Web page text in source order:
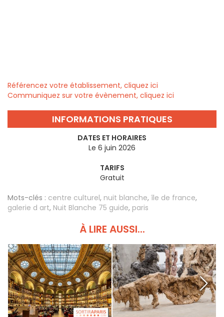
Référencez votre établissement, cliquez ici
Communiquez sur votre évènement, cliquez ici
INFORMATIONS PRATIQUES
DATES ET HORAIRES
Le 6 juin 2026
TARIFS
Gratuit
Mots-clés : centre culturel, nuit blanche, île de france,
galerie d art, Nuit Blanche 75 guide, paris
À LIRE AUSSI...